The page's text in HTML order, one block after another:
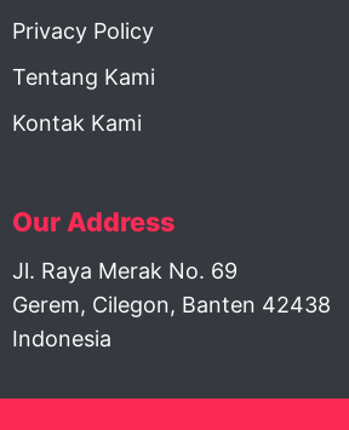
Privacy Policy
Tentang Kami
Kontak Kami
Our Address
Jl. Raya Merak No. 69
Gerem, Cilegon, Banten 42438
Indonesia